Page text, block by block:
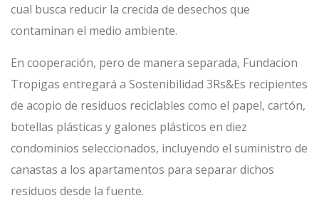
cual busca reducir la crecida de desechos que
contaminan el medio ambiente.
En cooperación, pero de manera separada, Fundacion
Tropigas entregará a Sostenibilidad 3Rs&Es recipientes
de acopio de residuos reciclables como el papel, cartón,
botellas plásticas y galones plásticos en diez
condominios seleccionados, incluyendo el suministro de
canastas a los apartamentos para separar dichos
residuos desde la fuente.